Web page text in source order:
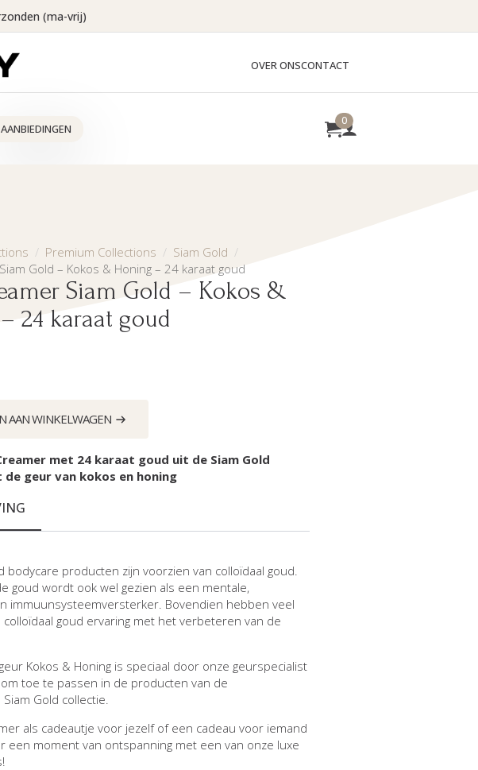
(ma-vrij)
OVER ONSCONTACT
AANBIEDINGEN
0
Premium Collections
Siam Gold
Gold – Kokos & Honing – 24 karaat goud
Siam Gold – Kokos &
24 karaat goud
AAN WINKELWAGEN
met 24 karaat goud uit de Siam Gold
geur van kokos en honing
bodycare producten zijn voorzien van colloïdaal goud.
goud wordt ook wel gezien als een mentale,
immuunsysteemversterker. Bovendien hebben veel
colloïdaal goud ervaring met het verbeteren van de
Kokos & Honing is speciaal door onze geurspecialist
toe te passen in de producten van de
Gold collectie.
als cadeautje voor jezelf of een cadeau voor iemand
een moment van ontspanning met een van onze luxe